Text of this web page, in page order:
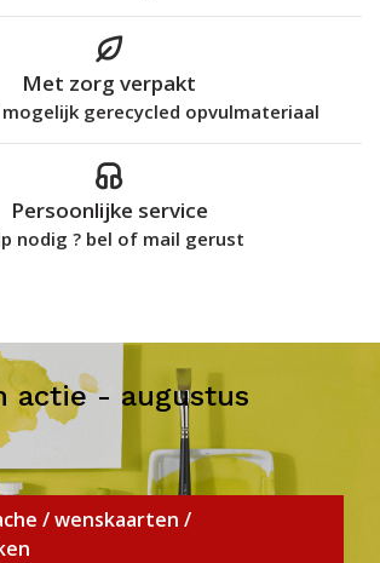
Met zorg verpakt
gerecycled opvulmateriaal
Persoonlijke service
nodig ? bel of mail gerust
actie - augustus
/ wenskaarten /